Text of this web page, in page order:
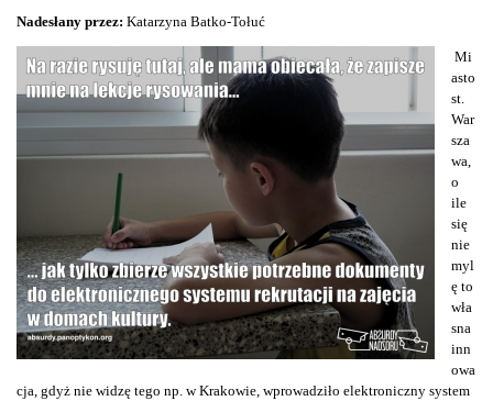
Nadesłany przez: Katarzyna Batko-Tołuć
Mi
asto
st.
War
sza
wa,
o
ile
się
nie
myl
ę to
wła
sna
inn
owa
cja, gdyż nie widzę tego np. w Krakowie, wprowadziło elektroniczny system